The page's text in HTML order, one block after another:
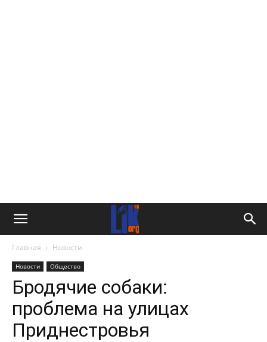
Главная Новости
Новости Общество
Бродячие собаки:
проблема на улицах
Приднестровья